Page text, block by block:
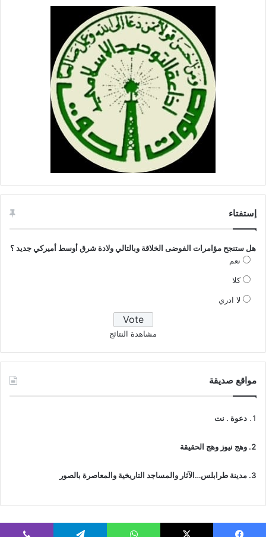
إستفتاء
هل ستنجح مؤامرات الفوضى الخلاقة وبالتالي ولادة شرق أوسط أميركي جديد ؟
نعم
كلا
لا ادري
مشاهدة النتائج
مواقع صديقة
دعوة . نت
وهج نيوز وهج الحقيقة
مدينة طرابلس…الآثار والمساجد التاريخية والمعاصرة بالصور